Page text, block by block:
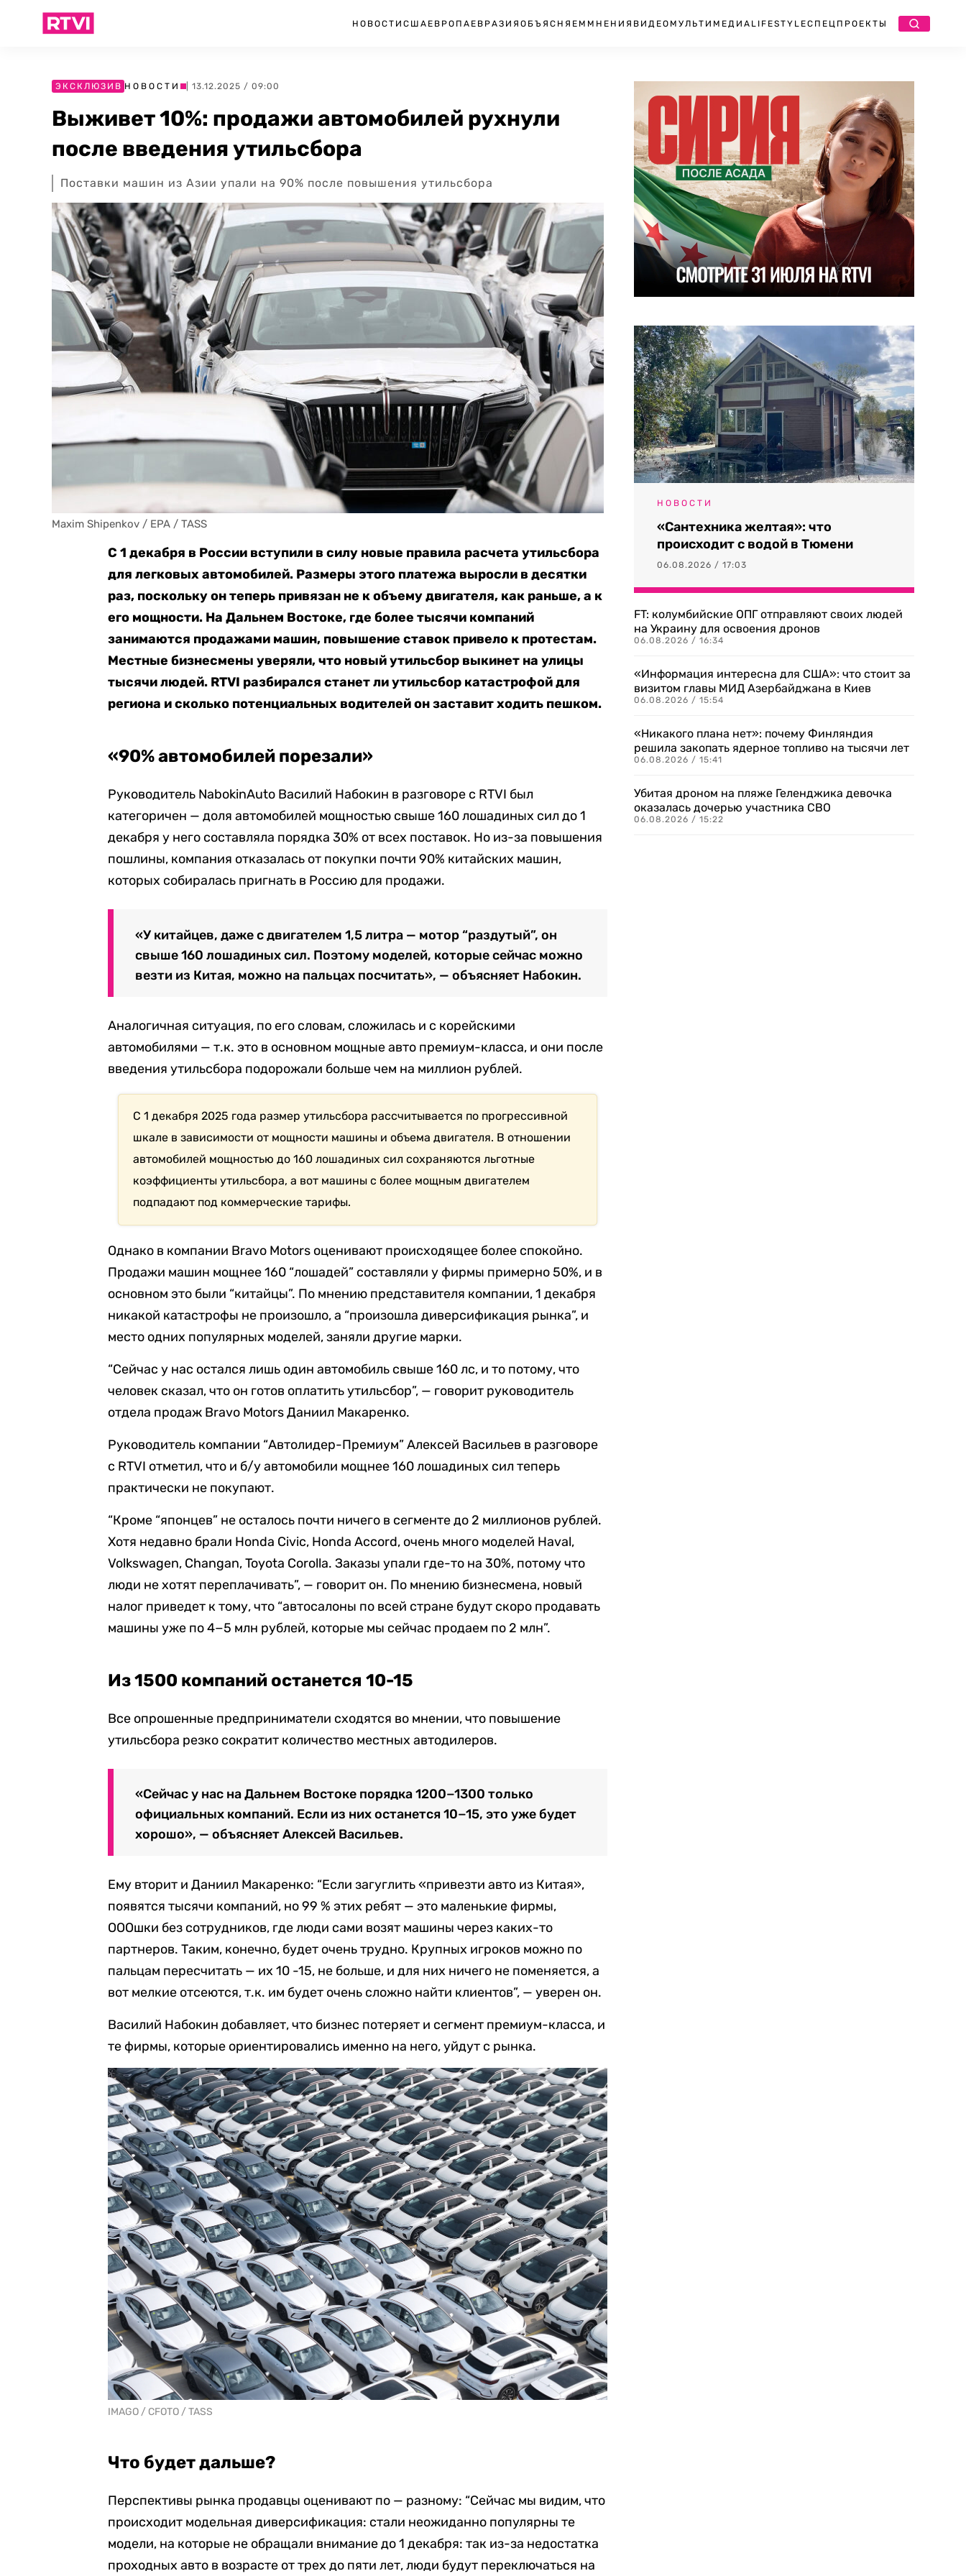
НОВОСТИ США ЕВРОПА ЕВРАЗИЯ ОБЪЯСНЯЕМ МНЕНИЯ ВИДЕО МУЛЬТИМЕДИА LIFESTYLEСПЕЦПРОЕКТЫ
ЭКСКЛЮЗИВ НОВОСТИ | 13.12.2025 / 09:00
Выживет 10%: продажи автомобилей рухнули
после введения утильсбора
Поставки машин из Азии упали на 90% после повышения утильсбора
Maxim Shipenkov / EPA / TASS
С 1 декабря в России вступили в силу новые правила расчета утильсбора
для легковых автомобилей. Размеры этого платежа выросли в десятки
раз, поскольку он теперь привязан не к объему двигателя, как раньше, а к
его мощности. На Дальнем Востоке, где более тысячи компаний
занимаются продажами машин, повышение ставок привело к протестам.
Местные бизнесмены уверяли, что новый утильсбор выкинет на улицы
тысячи людей. RTVI разбирался станет ли утильсбор катастрофой для
региона и сколько потенциальных водителей он заставит ходить пешком.
«90% автомобилей порезали»
Руководитель NabokinAuto Василий Набокин в разговоре с RTVI был
категоричен — доля автомобилей мощностью свыше 160 лошадиных сил до 1
декабря у него составляла порядка 30% от всех поставок. Но из-за повышения
пошлины, компания отказалась от покупки почти 90% китайских машин,
которых собиралась пригнать в Россию для продажи.
«У китайцев, даже с двигателем 1,5 литра — мотор “раздутый”, он
свыше 160 лошадиных сил. Поэтому моделей, которые сейчас можно
везти из Китая, можно на пальцах посчитать», — объясняет Набокин.
Аналогичная ситуация, по его словам, сложилась и с корейскими
автомобилями — т.к. это в основном мощные авто премиум-класса, и они после
введения утильсбора подорожали больше чем на миллион рублей.
С 1 декабря 2025 года размер утильсбора рассчитывается по прогрессивной
шкале в зависимости от мощности машины и объема двигателя. В отношении
автомобилей мощностью до 160 лошадиных сил сохраняются льготные
коэффициенты утильсбора, а вот машины с более мощным двигателем
подпадают под коммерческие тарифы.
Однако в компании Bravo Motors оценивают происходящее более спокойно.
Продажи машин мощнее 160 “лошадей” составляли у фирмы примерно 50%, и в
основном это были “китайцы”. По мнению представителя компании, 1 декабря
никакой катастрофы не произошло, а “произошла диверсификация рынка”, и
место одних популярных моделей, заняли другие марки.
“Сейчас у нас остался лишь один автомобиль свыше 160 лс, и то потому, что
человек сказал, что он готов оплатить утильсбор”, — говорит руководитель
отдела продаж Bravo Motors Даниил Макаренко.
Руководитель компании “Автолидер-Премиум” Алексей Васильев в разговоре
с RTVI отметил, что и б/у автомобили мощнее 160 лошадиных сил теперь
практически не покупают.
“Кроме “японцев” не осталось почти ничего в сегменте до 2 миллионов рублей.
Хотя недавно брали Honda Civic, Honda Accord, очень много моделей Haval,
Volkswagen, Changan, Toyota Corolla. Заказы упали где-то на 30%, потому что
люди не хотят переплачивать”, — говорит он. По мнению бизнесмена, новый
налог приведет к тому, что “автосалоны по всей стране будут скоро продавать
машины уже по 4−5 млн рублей, которые мы сейчас продаем по 2 млн”.
Из 1500 компаний останется 10-15
Все опрошенные предприниматели сходятся во мнении, что повышение
утильсбора резко сократит количество местных автодилеров.
«Сейчас у нас на Дальнем Востоке порядка 1200−1300 только
официальных компаний. Если из них останется 10−15, это уже будет
хорошо», — объясняет Алексей Васильев.
Ему вторит и Даниил Макаренко: “Если загуглить «привезти авто из Китая»,
появятся тысячи компаний, но 99 % этих ребят — это маленькие фирмы,
ОООшки без сотрудников, где люди сами возят машины через каких-то
партнеров. Таким, конечно, будет очень трудно. Крупных игроков можно по
пальцам пересчитать — их 10 -15, не больше, и для них ничего не поменяется, а
вот мелкие отсеются, т.к. им будет очень сложно найти клиентов”, — уверен он.
Василий Набокин добавляет, что бизнес потеряет и сегмент премиум-класса, и
те фирмы, которые ориентировались именно на него, уйдут с рынка.
IMAGO / CFOTO / TASS
Что будет дальше?
Перспективы рынка продавцы оценивают по — разному: “Сейчас мы видим, что
происходит модельная диверсификация: стали неожиданно популярны те
модели, на которые не обращали внимание до 1 декабря: так из-за недостатка
проходных авто в возрасте от трех до пяти лет, люди будут переключаться на
НОВОСТИ
«Сантехника желтая»: что
происходит с водой в Тюмени
06.08.2026 / 17:03
FT: колумбийские ОПГ отправляют своих людей
на Украину для освоения дронов
06.08.2026 / 16:34
«Информация интересна для США»: что стоит за
визитом главы МИД Азербайджана в Киев
06.08.2026 / 15:54
«Никакого плана нет»: почему Финляндия
решила закопать ядерное топливо на тысячи лет
06.08.2026 / 15:41
Убитая дроном на пляже Геленджика девочка
оказалась дочерью участника СВО
06.08.2026 / 15:22